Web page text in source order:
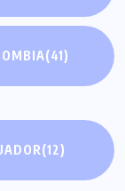
(41)
(12)